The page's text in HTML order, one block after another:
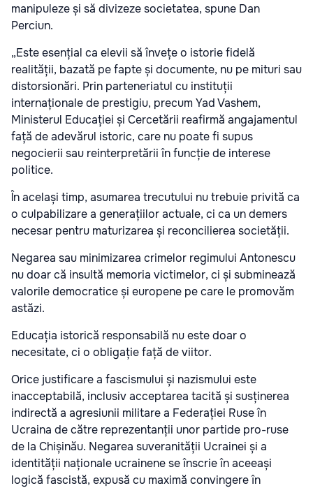
manipuleze și să divizeze societatea, spune Dan
Perciun.
„Este esențial ca elevii să învețe o istorie fidelă
realității, bazată pe fapte și documente, nu pe mituri sau
distorsionări. Prin parteneriatul cu instituții
internaționale de prestigiu, precum Yad Vashem,
Ministerul Educației și Cercetării reafirmă angajamentul
față de adevărul istoric, care nu poate fi supus
negocierii sau reinterpretării în funcție de interese
politice.
În același timp, asumarea trecutului nu trebuie privită ca
o culpabilizare a generațiilor actuale, ci ca un demers
necesar pentru maturizarea și reconcilierea societății.
Negarea sau minimizarea crimelor regimului Antonescu
nu doar că insultă memoria victimelor, ci și subminează
valorile democratice și europene pe care le promovăm
astăzi.
Educația istorică responsabilă nu este doar o
necesitate, ci o obligație față de viitor.
Orice justificare a fascismului și nazismului este
inacceptabilă, inclusiv acceptarea tacită și susținerea
indirectă a agresiunii militare a Federației Ruse în
Ucraina de către reprezentanții unor partide pro-ruse
de la Chișinău. Negarea suveranității Ucrainei și a
identității naționale ucrainene se înscrie în aceeași
logică fascistă, expusă cu maximă convingere în